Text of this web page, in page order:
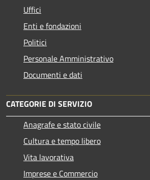
Uffici
Enti e fondazioni
Politici
Personale Amministrativo
Documenti e dati
CATEGORIE DI SERVIZIO
Anagrafe e stato civile
Cultura e tempo libero
Vita lavorativa
Imprese e Commercio